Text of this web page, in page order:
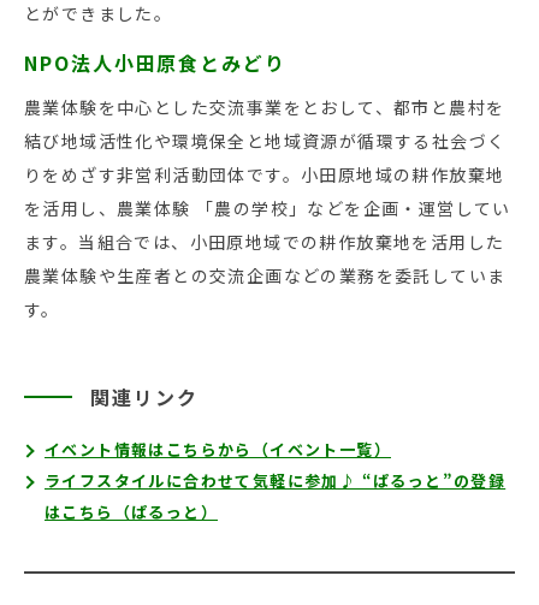
とができました。
NPO法人小田原食とみどり
農業体験を中心とした交流事業をとおして、都市と農村を
結び地域活性化や環境保全と地域資源が循環する社会づく
りをめざす非営利活動団体です。小田原地域の耕作放棄地
を活用し、農業体験 「農の学校」などを企画・運営してい
ます。当組合では、小田原地域での耕作放棄地を活用した
農業体験や生産者との交流企画などの業務を委託していま
す。
関連リンク
イベント情報はこちらから（イベント一覧）
ライフスタイルに合わせて気軽に参加♪ “ぱるっと”の登録
はこちら（ぱるっと）